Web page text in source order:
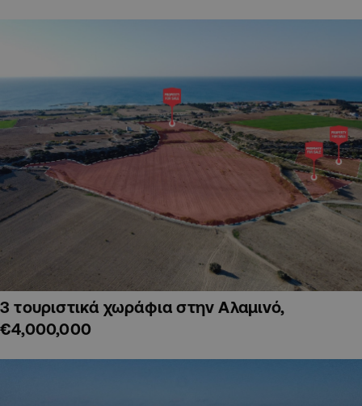
3 τουριστικά χωράφια στην Αλαμινό,
€4,000,000